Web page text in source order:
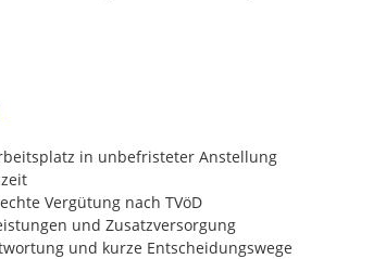
in unbefristeter Anstellung
Vergütung nach TVöD
und Zusatzversorgung
und kurze Entscheidungswege